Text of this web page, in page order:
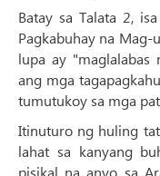
Batay sa Talata 2,
Pagkabuhay na
lupa ay "maglalabas
ang mga
tumutukoy sa mga
Itinuturo ng huling
lahat sa kanyang